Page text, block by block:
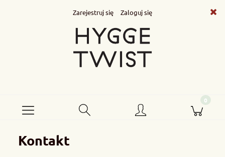
Zarejestruj się Zaloguj się
Kontakt